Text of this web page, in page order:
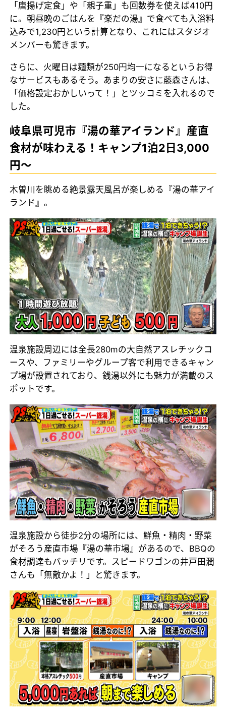
「唐揚げ定食」や「親子重」も回数券を使えば410円
に。朝昼晩のごはんを『楽だの湯』で食べても入浴料
込みで1,230円という計算となり、これにはスタジオ
メンバーも驚きます。
さらに、火曜日は麺類が250円均一になるというお得
なサービスもあるそう。あまりの安さに藤森さんは、
「価格設定おかしいって！」とツッコミを入れるので
した。
岐阜県可児市『湯の華アイランド』産直
食材が味わえる！キャンプ1泊2日3,000
円～
木曽川を眺める絶景露天風呂が楽しめる『湯の華アイ
ランド』。
温泉施設周辺には全長280mの大自然アスレチックコ
ースや、ファミリーやグループ客で利用できるキャン
プ場が設置されており、銭湯以外にも魅力が満載のス
ポットです。
温泉施設から徒歩2分の場所には、鮮魚・精肉・野菜
がそろう産直市場『湯の華市場』があるので、BBQの
食材調達もバッチリです。スピードワゴンの井戸田潤
さんも「無敵かよ！」と驚きます。